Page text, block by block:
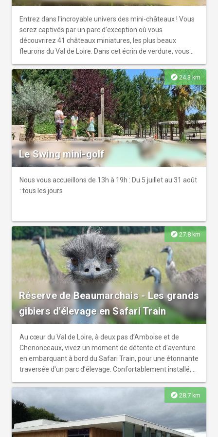
Entrez dans l'incroyable univers des mini-châteaux ! Vous
serez captivés par un parc d’exception où vous
découvrirez 41 châteaux miniatures, les plus beaux
fleurons du Val de Loire. Dans cet écrin de verdure, vous
l'architecture française. Partez à l'aventure pour une
chevauchée fantastique sur des mini-chevaux au milieu
des châteaux !
explore 24.3 km
Le Swing mini-golf
Nous vous accueillons de 13h à 19h : Du 5 juillet au 31 août
: tous les jours
explore 27.8 km
Réserve de Beaumarchais - Les grands
gibiers d'élevage en Safari Train
Au cœur du Val de Loire, à deux pas d’Amboise et de
Chenonceaux, vivez un moment de détente et d'aventure
en embarquant à bord du Safari Train, pour une étonnante
traversée d'un parc d’élevage. Confortablement installé,
la rencontre des grands gibiers. Observez les sangliers et
leurs petits marcassins, côtoyez les cerfs suivis des biches
et des faons. Faites connaissance avec les daims et les
mouflons de Corse. Découvrez des espèces surprenantes
telles que les nandous, les émeus, les autruches ou encore
explore 28.7 km